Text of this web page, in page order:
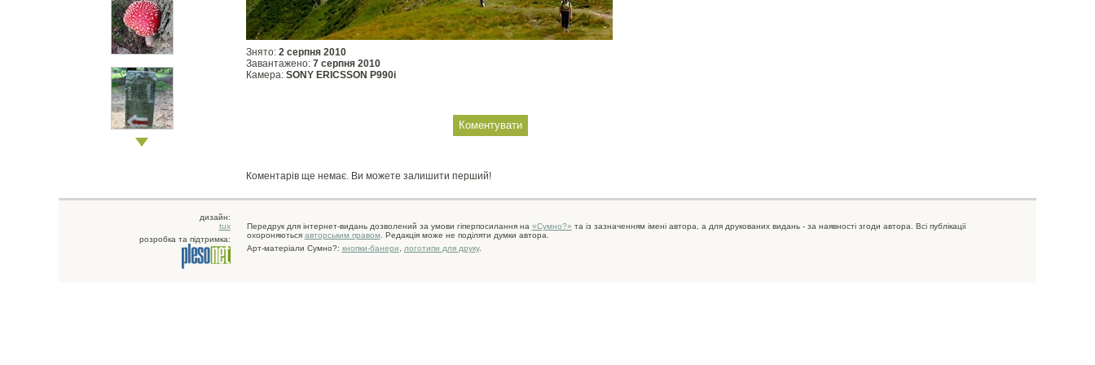
Знято: 2 серпня 2010
Завантажено: 7 серпня 2010
Камера: SONY ERICSSON P990i
Коментарів ще немає. Ви можете залишити перший!
дизайн:
tux
розробка та підтримка:
Передрук для інтернет-видань дозволений за умови гіперпосилання на «Сумно?» та із зазначенням імені автора, а для друкованих видань - за наявності згоди автора. Всі публікації
охороняються авторським правом. Редакція може не поділяти думки автора.
Арт-матеріали Сумно?: кнопки-банери логотипи для друку.